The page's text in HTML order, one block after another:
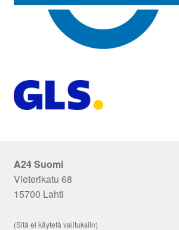
A24 Suomi
Vieterikatu 68
15700 Lahti
(Sitä ei käytetä valituksiin)